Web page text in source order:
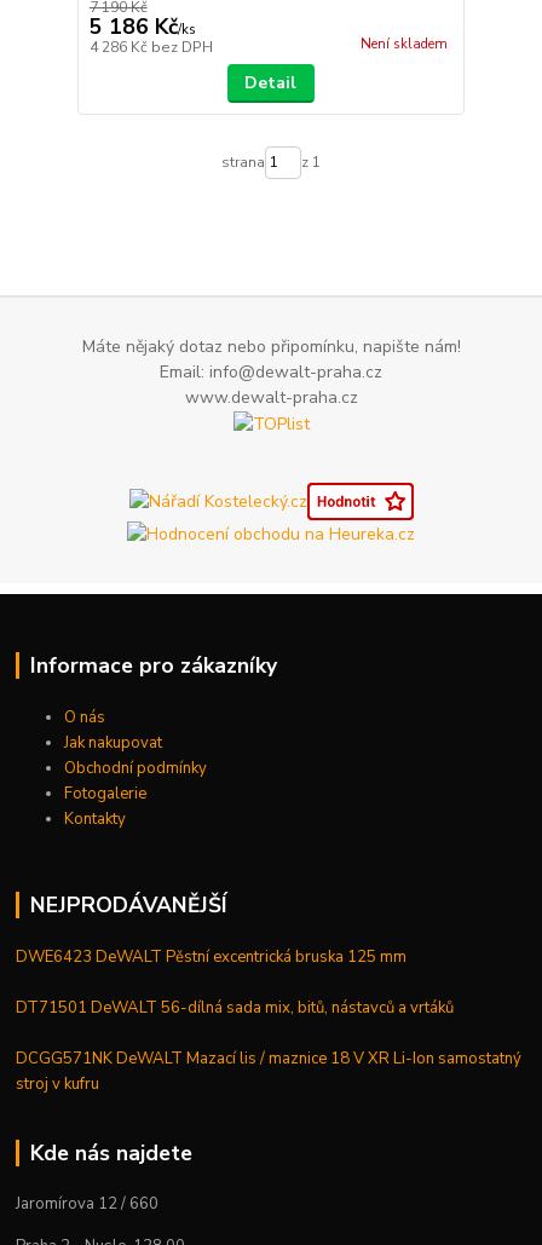
7 190 Kč
5 186 Kč/ks
4 286 Kč bez DPH Není skladem
Detail
strana z 1
Máte nějaký dotaz nebo připomínku, napište nám!
Email: info@dewalt-praha.cz
www.dewalt-praha.cz
Informace pro zákazníky
O nás
Jak nakupovat
Obchodní podmínky
Fotogalerie
Kontakty
NEJPRODÁVANĚJŠÍ
DWE6423 DeWALT Pěstní excentrická bruska 125 mm
DT71501 DeWALT 56-dílná sada mix, bitů, nástavců a vrtáků
DCGG571NK DeWALT Mazací lis / maznice 18 V XR Li-Ion samostatný
stroj v kufru
Kde nás najdete
Jaromírova 12 / 660